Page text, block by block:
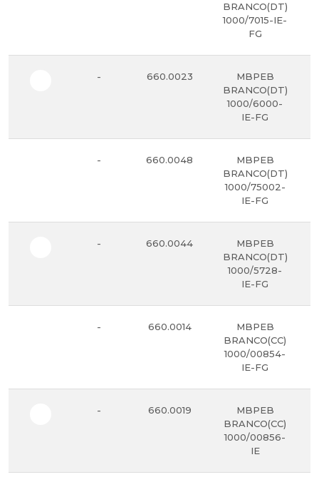
BRANCO(DT)
1000/7015-IE-
FG
- 660.0023
MBPEB
BRANCO(DT)
1000/6000-
IE-FG
- 660.0048
MBPEB
BRANCO(DT)
1000/75002-
IE-FG
- 660.0044
MBPEB
BRANCO(DT)
1000/5728-
IE-FG
- 660.0014
MBPEB
BRANCO(CC)
1000/00854-
IE-FG
- 660.0019
MBPEB
BRANCO(CC)
1000/00856-
IE